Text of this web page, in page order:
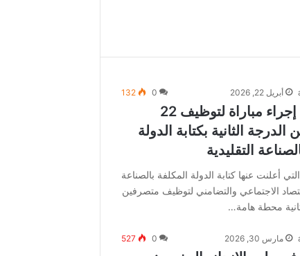
أبريل 22, 2026 0
132
إعلان عن إجراء مباراة لتوظيف 22
الثانية بكتابة الدولة
التقليدية
التي أعلنت عنها كتابة الدولة المكلفة بالصناعة
الاجتماعي والتضامني لتوظيف متصرفين
محطة هامة…
مارس 30, 2026 0
527